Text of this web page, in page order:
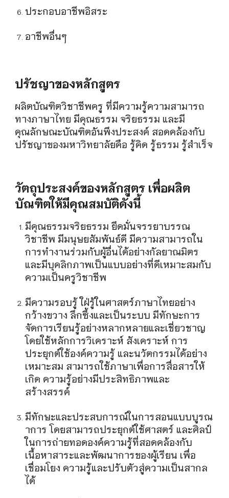
ประกอบอาชีพอิสระ
อาชีพอื่นๆ
ปรัชญาของหลักสูตร
ผลิตบัณฑิตวิชาชีพครู ที่มีความรู้ความสามารถ
ทางภาษาไทย มีคุณธรรม จริยธรรม และมี
คุณลักษณะบัณฑิตอันพึงประสงค์ สอดคล้องกับ
ปรัชญาของมหาวิทยาลัยคือ รู้คิด รู้ธรรม รู้สำเร็จ
วัตถุประสงค์ของหลักสูตร เพื่อผลิต
บัณฑิตให้มีคุณสมบัติดังนี้
มีคุณธรรมจริยธรรม ยึดมั่นจรรยาบรรณ
วิชาชีพ มีมนุษยสัมพันธ์ดี มีความสามารถใน
การทำงานร่วมกับผู้อื่นได้อย่างกัลยาณมิตร
และมีบุคลิกภาพเป็นแบบอย่างที่ดีเหมาะสมกับ
ความเป็นครูวิชาชีพ
มีความรอบรู้ ใฝ่รู้ในศาสตร์ภาษาไทยอย่าง
กว้างขวาง ลึกซึ้งและเป็นระบบ มีทักษะการ
จัดการเรียนรู้อย่างหลากหลายและเชี่ยวชาญ
โดยใช้หลักการวิเคราะห์ สังเคราะห์ การ
ประยุกต์ใช้องค์ความรู้ และนวัตกรรมได้อย่าง
เหมาะสม สามารถใช้ภาษาเพื่อการสื่อสารให้
เกิด ความรู้อย่างมีประสิทธิภาพและ
สร้างสรรค์
มีทักษะและประสบการณ์ในการสอนแบบบูรณ
าการ โดยสามารถประยุกต์ใช้ศาสตร์ และศิลป์
ในการถ่ายทอดองค์ความรู้ที่สอดคล้องกับ
เนื้อหาสาระและพัฒนาการของผู้เรียน เพื่อ
เชื่อมโยง ความรู้และปรับตัวสู่ความเป็นสากล
ได้